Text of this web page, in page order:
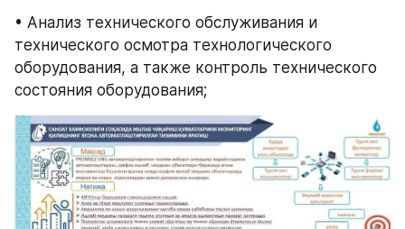
• Анализ технического обслуживания и
технического осмотра технологического
оборудования, а также контроль технического
состояния оборудования;